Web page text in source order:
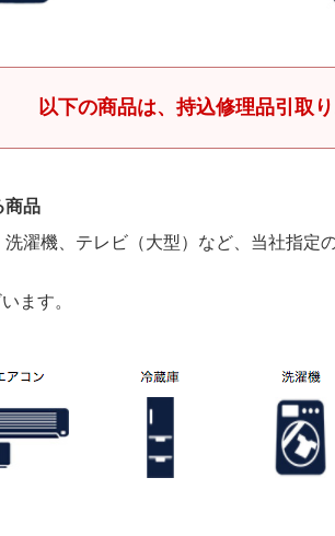
以下の商品は、持込修理品引取
商品
濯機、テレビ（大型）など、当社指
ます。